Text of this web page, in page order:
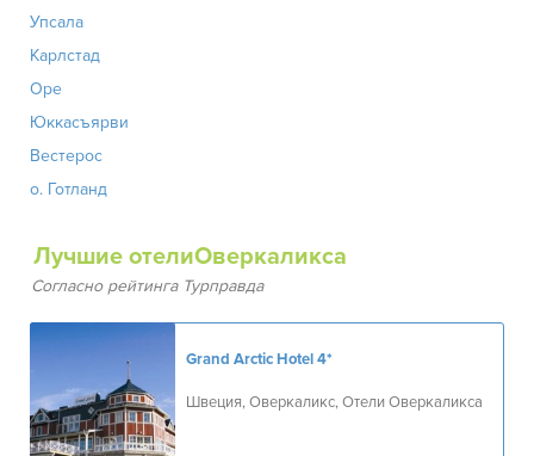
Упсала
Карлстад
Оре
Юккасъярви
Вестерос
о. Готланд
Лучшие отелиОверкаликса
Согласно рейтинга Турправда
Grand Arctic Hotel4*
Швеция, Оверкаликс, Отели Оверкаликса